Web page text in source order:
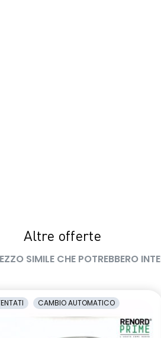
Altre offerte
SIMILE CHE POTREBBERO
CAMBIO AUTOMATICO